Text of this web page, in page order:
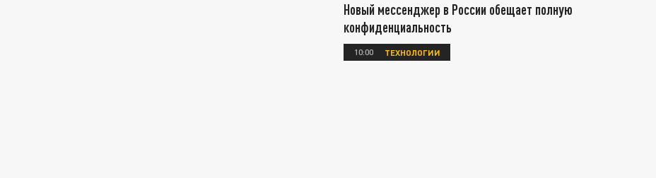
Новый мессенджер в России обещает полную
конфиденциальность
10:00 ТЕХНОЛОГИИ